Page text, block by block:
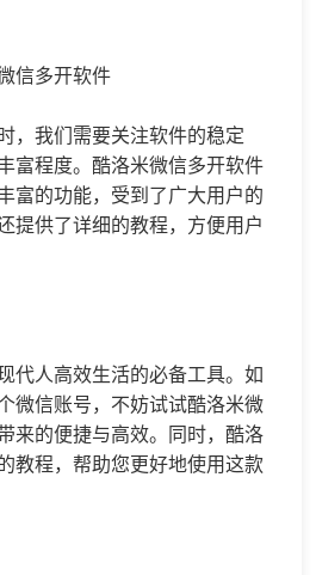
信多开软件
，我们需要关注软件的稳定
富程度。酷洛米微信多开软件
富的功能，受到了广大用户的
提供了详细的教程，方便用户
代人高效生活的必备工具。如
微信账号，不妨试试酷洛米微
来的便捷与高效。同时，酷洛
教程，帮助您更好地使用这款